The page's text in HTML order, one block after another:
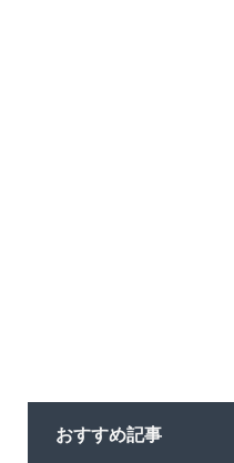
おすすめ記事